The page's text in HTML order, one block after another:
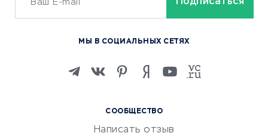
ОБУЧЕНИЕ И РАБОТА
Изучение иностранных
Маркетинг и продажи
Репетиторство
СООБЩЕСТВО
Написать отзыв
МЫ В СОЦИАЛЬНЫХ СЕТЯХ